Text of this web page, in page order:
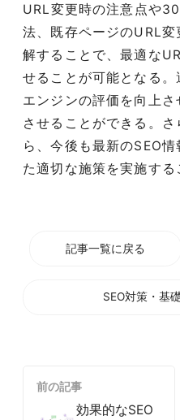
URL変更時の注意点や
法、既存ページのURL
解することで、最適な
せることが可能となる
エンジンの評価を向上
させることができる。
ら、今後も最新のSEO
た適切な施策を実施する
記事一覧に戻る
SEO対策・基
前の記事
効果的なSEO